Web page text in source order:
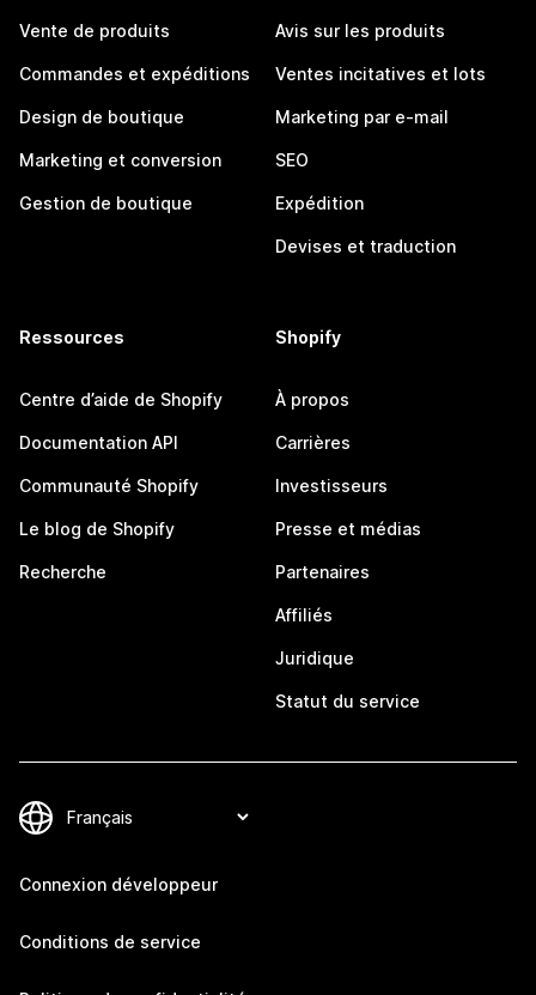
Vente de produits
Commandes et expéditions
Design de boutique
Marketing et conversion
Gestion de boutique
Avis sur les produits
Ventes incitatives et lots
Marketing par e-mail
SEO
Expédition
Devises et traduction
Ressources
Centre d’aide de Shopify
Documentation API
Communauté Shopify
Le blog de Shopify
Recherche
Shopify
À propos
Carrières
Investisseurs
Presse et médias
Partenaires
Affiliés
Juridique
Statut du service
Connexion développeur
Conditions de service